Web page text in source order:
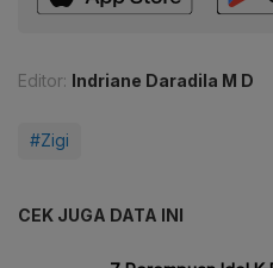
Editor: Indriane Daradila M D
#Zigi
CEK JUGA DATA INI